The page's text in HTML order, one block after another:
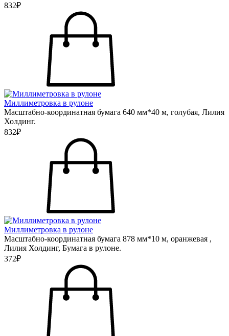
832₽
Миллиметровка в рулоне
Масштабно-координатная бумага 640 мм*40 м, голубая, Лилия
Холдинг.
832₽
Миллиметровка в рулоне
Масштабно-координатная бумага 878 мм*10 м, оранжевая ,
Лилия Холдинг, Бумага в рулоне.
372₽